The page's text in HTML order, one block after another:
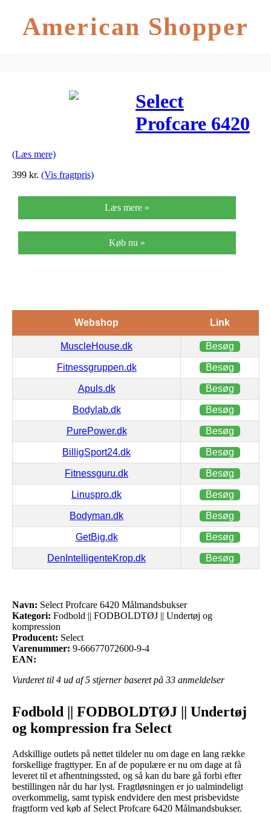
American Shopper
Select
Profcare 6420
(Læs mere)
399 kr. (Vis fragtpris)
Læs mere »
Køb nu »
Webshop Link
MuscleHouse.dk Besøg
Fitnessgruppen.dk Besøg
Apuls.dk Besøg
Bodylab.dk Besøg
PurePower.dk Besøg
BilligSport24.dk Besøg
Fitnessguru.dk Besøg
Linuspro.dk Besøg
Bodyman.dk Besøg
GetBig.dk Besøg
DenIntelligenteKrop.dk Besøg
Navn: Select Profcare 6420 Målmandsbukser
Kategori: Fodbold || FODBOLDTØJ || Undertøj og
kompression
Producent: Select
Varenummer: 9-66677072600-9-4
EAN:
Vurderet til 4 ud af 5 stjerner baseret på 33 anmeldelser
Fodbold || FODBOLDTØJ || Undertøj
og kompression fra Select
Adskillige outlets på nettet tildeler nu om dage en lang række
forskellige fragttyper. En af de populære er nu om dage at få
leveret til et afhentningssted, og så kan du bare gå forbi efter
bestillingen når du har lyst. Fragtløsningen er jo ualmindeligt
overkommelig, samt typisk endvidere den mest prisbevidste
fragtform ved køb af Select Profcare 6420 Målmandsbukser.